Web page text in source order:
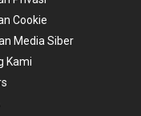
Cookie
Media Siber
Kami